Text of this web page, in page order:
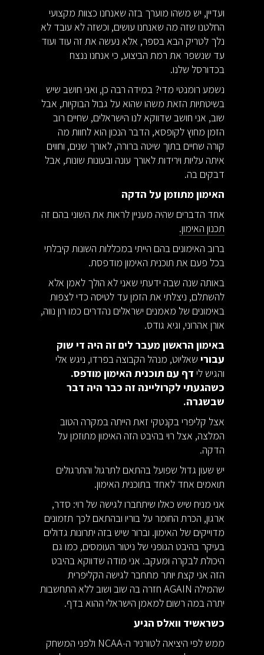
ועדיין, יש משהו מוערך בזה שאנחנו כצוות מקצועי
החלטנו שזה מה שאנחנו עושים, וכשזה לא עובד לא
נלך לטריק הבא בספר, אלא נעשה את זה עוד ועוד
עד שנשפר את רמת הביצוע, כי אנחנו ננצח
בכדורסל שלנו.
נשמע רומנטי מדי? במידה רבה כן, ואני חושב שיש
בשיטתיות הזאת משהו שהוא על גבול הבוקיות, אבל
שוב, אני חושב שדווקא לנו הישראלים, שחיים רוב
הזמן מחוץ לקופסא, הדבר הנכון הוא לחוות מה
קורה שחיים בתוך שיטה ברורה, לאורך שנים, וחווים
איתה עליות וירידות לאורך עונה ובעונות שונות, אבל
דבקים בה.
האימון מתוזמן על הדקה
אחד הדברים שהיה מעניין לראות את השוני בהם זה
תכנון האימון.
ברוב האימונים בהם הייתי במכללות השונות קיבלתי
בכל פעם את תוכנית האימון מודפסת.
באותה שנה שבה ידעתי שאני לא הולך לאמן אלא
להשתלם, ניצלתי את הזמן עד לטיסה כדי לצפות
באימונים של מאמנים ישראלים נהדרים כמו רון נווה,
אורן אהרוני, וגיא גודס.
באימון הראשון מעבר לים זה היה די שוק
עבורי שאליוט, מנהל הקבוצה בפרדו, ניגש אלי
והגיש לי דף עם תוכנית האימון מודפס.
כשהגעתי לקרוליינה זה כבר היה דבר
שבשגרה.
אצל קליפרי בקנטקי זאת הייתה במקרה הטוב
המלצה, אצל רוי בהיבט הזה האימון מתוזמן על
הדקה.
יש שעון גדול שפועל בהתאם לתרגול והתרגולים
תואמים אחד לאחד בתוכנית האימון.
אני מניח שיש כאלו שיתחברו לגישה של רוי: סדר,
ארגון, הכרת החומר על בוריו ובהתאם לכך תזמונים
מדוייקים של האימון. וברור שיש בזה יתרונות גדולים
בעיקר בהיבט הגופני של ניטור העומסים, כמו גם
היכולת לבקרה ומעקב. אני מודה שדווקא בהיבט
הזה אני קצת יותר מתחבר לגישה הקליפרית
שהמילה AGAIN חזרה בה שוב ושוב ללא התחשבות
יתרה במה רשום למאמן הישראלי ההוא בדף.
כשראשיד וואלס הגיע
ממש לפי היציאה לטורניר ה-NCAA ולפני המשחק